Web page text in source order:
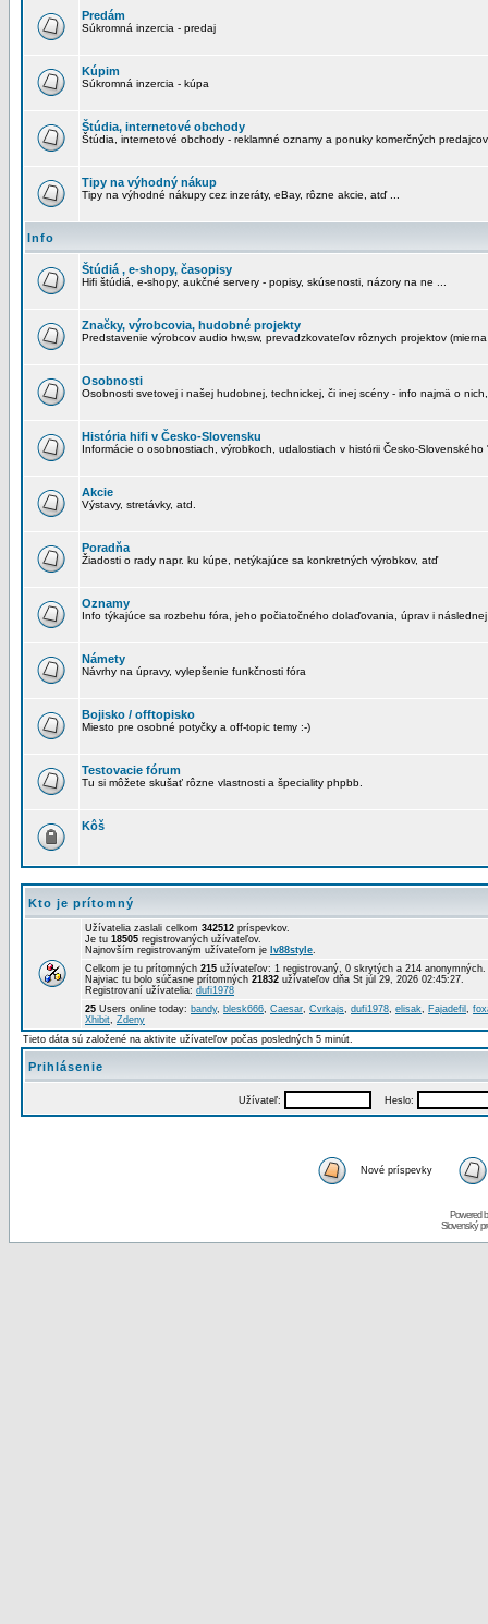
Predám
Súkromná inzercia - predaj
Kúpim
Súkromná inzercia - kúpa
Štúdia, internetové obchody
Štúdia, internetové obchody - reklamné oznamy a ponuky komerčných predajcov
Tipy na výhodný nákup
Tipy na výhodné nákupy cez inzeráty, eBay, rôzne akcie, atď ...
Info
Štúdiá , e-shopy, časopisy
Hifi štúdiá, e-shopy, aukčné servery - popisy, skúsenosti, názory na ne ...
Značky, výrobcovia, hudobné projekty
Predstavenie výrobcov audio hw,sw, prevadzkovateľov rôznych projektov
Osobnosti
Osobnosti svetovej i našej hudobnej, technickej, či inej scény - info najmä o
História hifi v Česko-Slovensku
Informácie o osobnostiach, výrobkoch, udalostiach v histórii Česko-Slovenského
Akcie
Výstavy, stretávky, atd.
Poradňa
Žiadosti o rady napr. ku kúpe, netýkajúce sa konkretných výrobkov, atď
Oznamy
Info týkajúce sa rozbehu fóra, jeho počiatočného dolaďovania, úprav i
Námety
Návrhy na úpravy, vylepšenie funkčnosti fóra
Bojisko / offtopisko
Miesto pre osobné potyčky a off-topic temy :-)
Testovacie fórum
Tu si môžete skušať rôzne vlastnosti a špeciality phpbb.
Kôš
Kto je prítomný
Užívatelia zaslali celkom 342512 príspevkov.
Je tu 18505 registrovaných užívateľov.
Najnovším registrovaným užívateľom je lv88style.
Celkom je tu prítomných 215 užívateľov: 1 registrovaný, 0 skrytých a 214
Najviac tu bolo súčasne prítomných 21832 užívateľov dňa St júl 29, 2026 02:45:27.
Registrovaní užívatelia: dufi1978
25 Users online today: bandy, blesk666, Caesar, Cvrkajs, dufi1978, elisak, Fajadefil ,
Xhibit, Zdeny
Tieto dáta sú založené na aktivite užívateľov počas posledných 5 minút.
Prihlásenie
Užívateľ: Heslo:
Nové príspevky
Powered
Slovenský